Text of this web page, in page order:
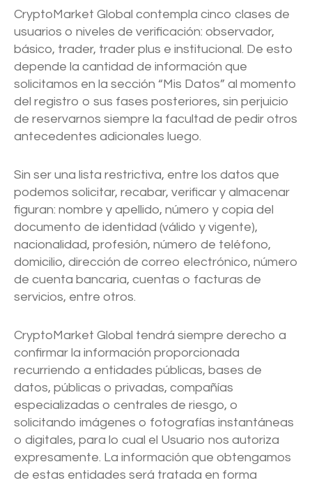
CryptoMarket Global contempla cinco clases de
usuarios o niveles de verificación: observador,
básico, trader, trader plus e institucional. De esto
depende la cantidad de información que
solicitamos en la sección “Mis Datos” al momento
del registro o sus fases posteriores, sin perjuicio
de reservarnos siempre la facultad de pedir otros
antecedentes adicionales luego.
Sin ser una lista restrictiva, entre los datos que
podemos solicitar, recabar, verificar y almacenar
figuran: nombre y apellido, número y copia del
documento de identidad (válido y vigente),
nacionalidad, profesión, número de teléfono,
domicilio, dirección de correo electrónico, número
de cuenta bancaria, cuentas o facturas de
servicios, entre otros.
CryptoMarket Global tendrá siempre derecho a
confirmar la información proporcionada
recurriendo a entidades públicas, bases de
datos, públicas o privadas, compañías
especializadas o centrales de riesgo, o
solicitando imágenes o fotografías instantáneas
o digitales, para lo cual el Usuario nos autoriza
expresamente. La información que obtengamos
de estas entidades será tratada en forma